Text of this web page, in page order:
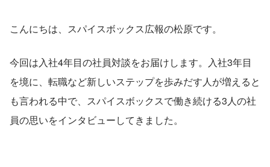
こんにちは、スパイスボックス広報の松原です。
今回は入社4年目の社員対談をお届けします。入社3年目
を境に、転職など新しいステップを歩みだす人が増えると
も言われる中で、スパイスボックスで働き続ける3人の社
員の思いをインタビューしてきました。